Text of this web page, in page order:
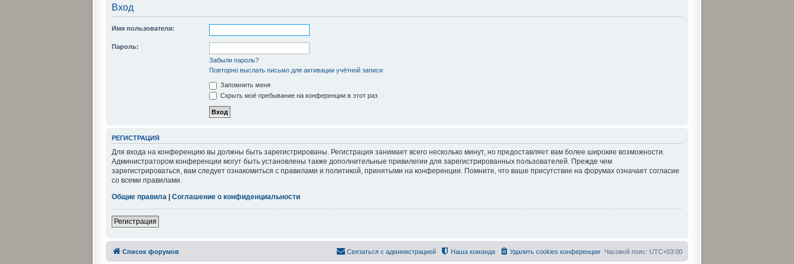
Вход
Имя пользователя:
Пароль:
Забыли пароль?
Повторно выслать письмо для активации учётной записи
Запомнить меня
Скрыть моё пребывание на конференции в этот раз
РЕГИСТРАЦИЯ
Для входа на конференцию вы должны быть зарегистрированы. Регистрация занимает всего несколько минут, но предоставляет вам более широкие возможности.
Администратором конференции могут быть установлены также дополнительные привилегии для зарегистрированных пользователей. Прежде чем
зарегистрироваться, вам следует ознакомиться с правилами и политикой, принятыми на конференции. Помните, что ваше присутствие на форумах означает согласие
со всеми правилами.
Общие правила | Соглашение о конфиденциальности
Регистрация
Список форумов Часовой пояс: UTC+03:00
Удалить cookies конференции
Наша команда
Связаться с администрацией